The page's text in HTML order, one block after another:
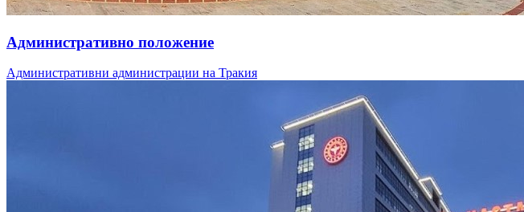
Административно положение
Административни администрации на Тракия